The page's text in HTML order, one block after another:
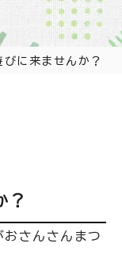
びに来ませんか？
？
さんさんまつ